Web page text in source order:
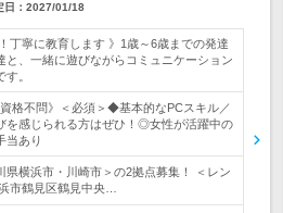
： 2027/01/18
丁寧に教育します 》1歳～6歳までの発達
と、一緒に遊びながらコミュニケーション
。
資格不問》＜必須＞◆基本的なPCスキル／
を感じられる方はぜひ！◎女性が活躍中の
当あり
県横浜市・川崎市＞の2拠点募集！ ＜レン
市鶴見区鶴見中央…